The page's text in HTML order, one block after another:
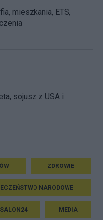
mieszkania, ETS,
sojusz z USA i
ZDROWIE
NARODOWE
MEDIA